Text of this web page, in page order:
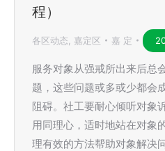
程）
各区动态 嘉定区 嘉 定
服务对象从强戒所出来后总
题，这些问题或多或少都会
阻碍。社工要耐心倾听对象
用同理心，适时地站在对象
理有效的方法帮助对象解决